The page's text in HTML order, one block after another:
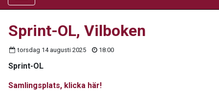
Sprint-OL, Vilboken
torsdag 14 augusti 2025 18:00
Sprint-OL
Samlingsplats, klicka här!